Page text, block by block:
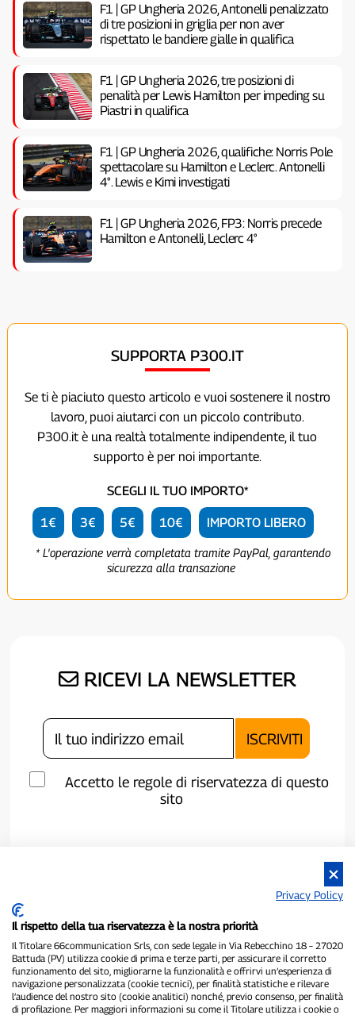
F1 | GP Ungheria 2026, Antonelli penalizzato
di tre posizioni in griglia per non aver
rispettato le bandiere gialle in qualifica
F1 | GP Ungheria 2026, tre posizioni di
penalità per Lewis Hamilton per impeding su
Piastri in qualifica
F1 | GP Ungheria 2026, qualifiche: Norris Pole
spettacolare su Hamilton e Leclerc. Antonelli
4°. Lewis e Kimi investigati
F1 | GP Ungheria 2026, FP3: Norris precede
Hamilton e Antonelli, Leclerc 4°
SUPPORTA P300.IT
Se ti è piaciuto questo articolo e vuoi sostenere il nostro
lavoro, puoi aiutarci con un piccolo contributo.
P300.it è una realtà totalmente indipendente, il tuo
supporto è per noi importante.
SCEGLI IL TUO IMPORTO*
1€ 3€ 5€ 10€ IMPORTO LIBERO
* L'operazione verrà completata tramite PayPal, garantendo
sicurezza alla transazione
RICEVI LA NEWSLETTER
Accetto le regole di riservatezza di questo
sito
P300.it è una Testata Giornalistica indipendente
Registrazione numero 1/2021 del 1/2/2021 - Tribunale di Pavia
Privacy Policy
Il rispetto della tua riservatezza è la nostra priorità
Il Titolare 66communication Srls, con sede legale in Via Rebecchino 18 – 27020
Battuda (PV) utilizza cookie di prima e terze parti, per assicurare il corretto
funzionamento del sito, migliorarne la funzionalità e offrirvi un’esperienza di
navigazione personalizzata (cookie tecnici), per finalità statistiche e rilevare
l’audience del nostro sito (cookie analitici) nonché, previo consenso, per finalità
di profilazione. Per maggiori informazioni su come il Titolare utilizza i cookie o